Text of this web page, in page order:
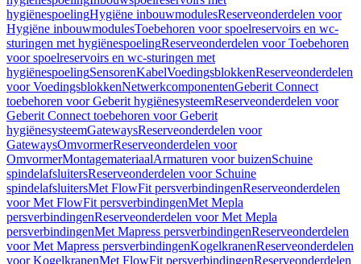
hygiënespoelingHygiëne inbouwmodulesReserveonderdelen voor
Hygiëne inbouwmodulesToebehoren voor spoelreservoirs en wc-
sturingen met hygiënespoelingReserveonderdelen voor Toebehoren
voor spoelreservoirs en wc-sturingen met
hygiënespoelingSensorenKabelVoedingsblokkenReserveonderdelen
voor VoedingsblokkenNetwerkcomponentenGeberit Connect
toebehoren voor Geberit hygiënesysteemReserveonderdelen voor
Geberit Connect toebehoren voor Geberit
hygiënesysteemGatewaysReserveonderdelen voor
GatewaysOmvormerReserveonderdelen voor
OmvormerMontagemateriaalArmaturen voor buizenSchuine
spindelafsluitersReserveonderdelen voor Schuine
spindelafsluitersMet FlowFit persverbindingenReserveonderdelen
voor Met FlowFit persverbindingenMet Mepla
persverbindingenReserveonderdelen voor Met Mepla
persverbindingenMet Mapress persverbindingenReserveonderdelen
voor Met Mapress persverbindingenKogelkranenReserveonderdelen
voor KogelkranenMet FlowFit persverbindingenReserveonderdelen